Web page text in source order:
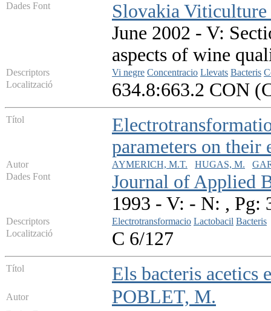
Dades Font
Slovakia Viticulture
June 2002 - V:
aspects of wine
Descriptors Vi negre Concentracio Llevats Bacteris
Localització
634.8:663.2 CON
Títol
parameters on
Autor AYMERICH, M.T. HUGAS, M.
Dades Font
Journal of Applied
1993 - V: - N: , Pg:
Descriptors Electrotransformacio Lactobacil Bacteris
Localització
C 6/127
Títol Els bacteris acetics
Autor POBLET, M.